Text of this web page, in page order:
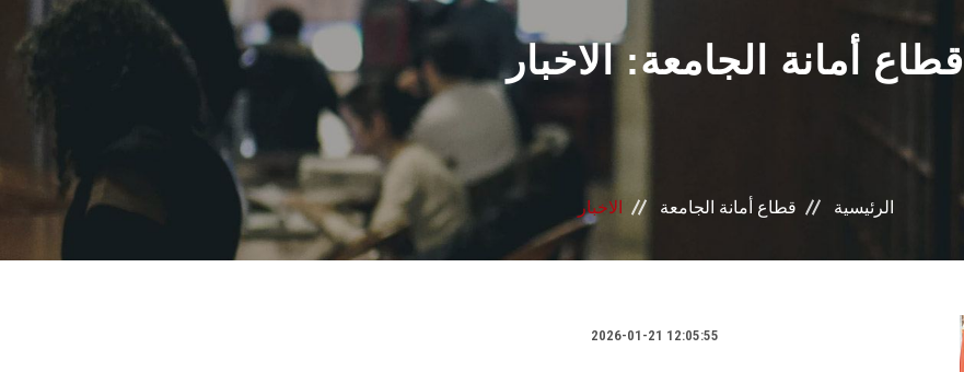
قطاع أمانة الجامعة: الاخبار
الرئيسية قطاع أمانة الجامعة الاخبار
2026-01-21 12:05:55